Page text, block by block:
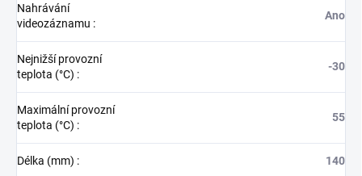
Nahrávání
videozáznamu :
Ano
Nejnižší provozní
teplota (°C) :
-30
Maximální provozní
teplota (°C) :
55
Délka (mm) : 140